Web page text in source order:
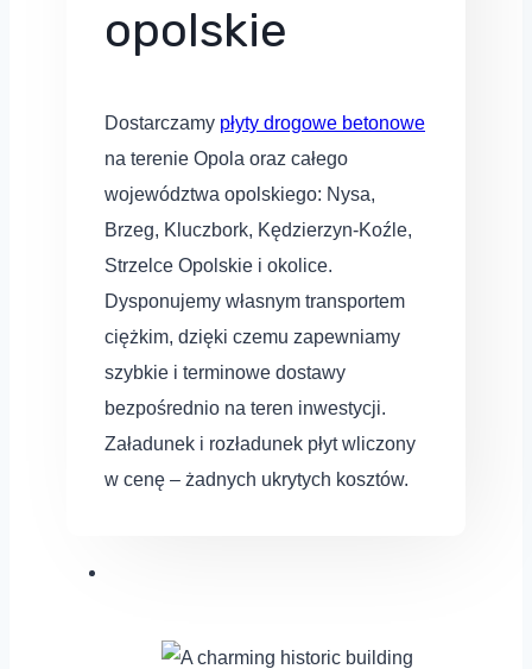
opolskie
Dostarczamy płyty drogowe betonowe
na terenie Opola oraz całego
województwa opolskiego: Nysa,
Brzeg, Kluczbork, Kędzierzyn-Koźle,
Strzelce Opolskie i okolice.
Dysponujemy własnym transportem
ciężkim, dzięki czemu zapewniamy
szybkie i terminowe dostawy
bezpośrednio na teren inwestycji.
Załadunek i rozładunek płyt wliczony
w cenę – żadnych ukrytych kosztów.